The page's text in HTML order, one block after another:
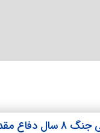
با جنگ 12روزه